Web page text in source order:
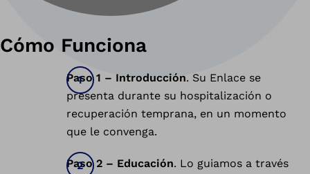
Cómo Funciona
Paso 1 – Introducción. Su Enlace se
presenta durante su hospitalización o
recuperación temprana, en un momento
que le convenga.
Paso 2 – Educación. Lo guiamos a través